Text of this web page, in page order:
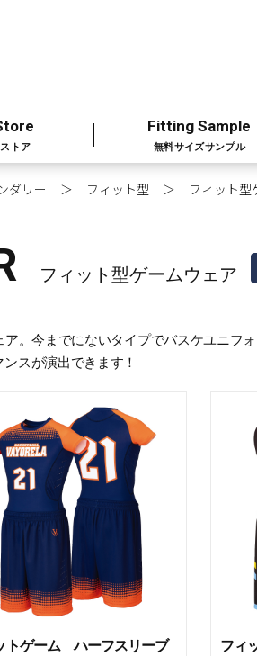
トア
Fitting Sample
無料サイズサンプル
ダリー フィット型 フィット型
フィット型ゲームウェア
。今までにないタイプでバスケユニフ
スが演出できます！
トゲーム ハーフスリーブ
フィ